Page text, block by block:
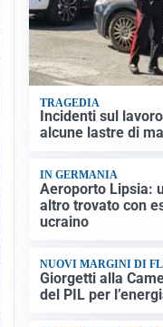
TRAGEDIA
Incidenti sul
alcune lastre di
IN GERMANIA
Aeroporto Lipsia:
altro trovato con
ucraino
NUOVI MARGINI DI
Giorgetti alla
del PIL per